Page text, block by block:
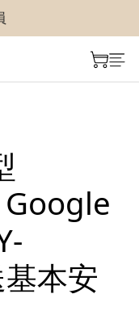
Google
本安